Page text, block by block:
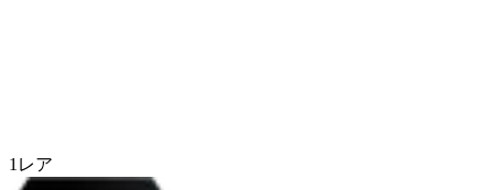
1 レア